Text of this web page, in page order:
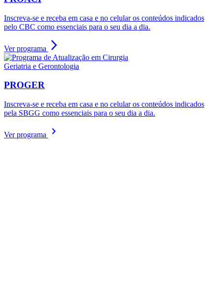
Inscreva-se e receba em casa e no celular os conteúdos indicados
pelo CBC como essenciais para o seu dia a dia.
Ver programa arrow_forward_ios
Geriatria e Gerontologia
PROGER
Inscreva-se e receba em casa e no celular os conteúdos indicados
pela SBGG como essenciais para o seu dia a dia.
Ver programa chevron_right